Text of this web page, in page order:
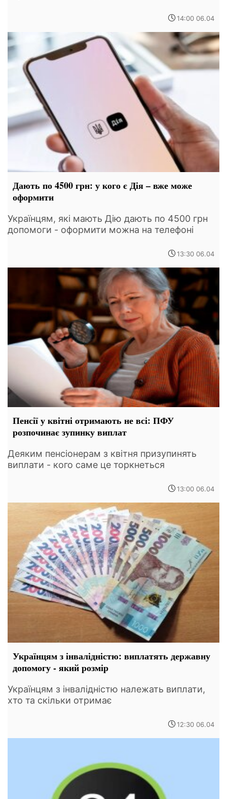
14:00 06.04
Дають по 4500 грн: у кого є Дія – вже може
оформити
Українцям, які мають Дію дають по 4500 грн
допомоги - оформити можна на телефоні
13:30 06.04
Пенсії у квітні отримають не всі: ПФУ
розпочинає зупинку виплат
Деяким пенсіонерам з квітня призупинять
виплати - кого саме це торкнеться
13:00 06.04
Українцям з інвалідністю: виплатять державну
допомогу - який розмір
Українцям з інвалідністю належать виплати,
хто та скільки отримає
12:30 06.04